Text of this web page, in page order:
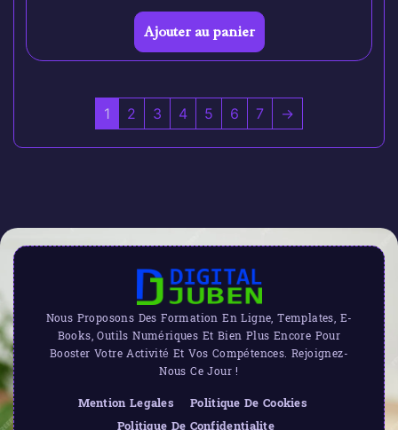
Ajouter au panier
1 2 3 4 5 6 7 →
Nous Proposons Des Formation En Ligne, Templates, E-
Books, Outils Numériques Et Bien Plus Encore Pour
Booster Votre Activité Et Vos Compétences. Rejoignez-
Nous Ce Jour !
Mention Legales
Politique De Cookies